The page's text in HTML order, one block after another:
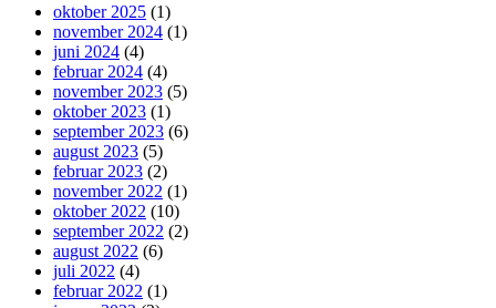
oktober 2025 (1)
november 2024 (1)
juni 2024 (4)
februar 2024 (4)
november 2023 (5)
oktober 2023 (1)
september 2023 (6)
august 2023 (5)
februar 2023 (2)
november 2022 (1)
oktober 2022 (10)
september 2022 (2)
august 2022 (6)
juli 2022 (4)
februar 2022 (1)